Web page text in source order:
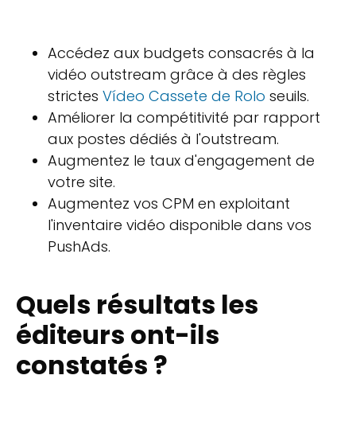
Accédez aux budgets consacrés à la
vidéo outstream grâce à des règles
strictes Vídeo Cassete de Rolo seuils.
Améliorer la compétitivité par rapport
aux postes dédiés à l'outstream.
Augmentez le taux d'engagement de
votre site.
Augmentez vos CPM en exploitant
l'inventaire vidéo disponible dans vos
PushAds.
Quels résultats les
éditeurs ont-ils
constatés ?